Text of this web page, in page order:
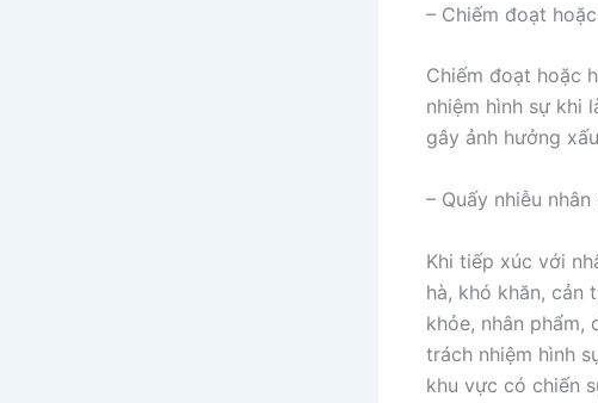
– Chiếm đoạt
Chiếm đoạt hoặc
nhiệm hình sự khi
gây ảnh hưởng
– Quấy nhiễu
Khi tiếp xúc với
hà, khó khăn, cản
khỏe, nhân phẩm,
trách nhiệm hình
khu vực có chiến